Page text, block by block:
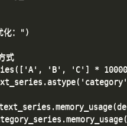
：")
式
'B', 'C'] *